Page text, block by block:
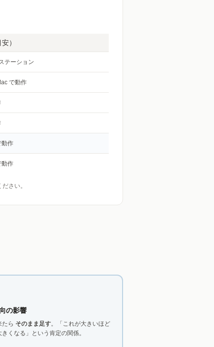
）
テーション
で動作
動作
動作
さい。
の影響
たら そのまま足す。「これが大きいほど
くなる」という肯定の関係。